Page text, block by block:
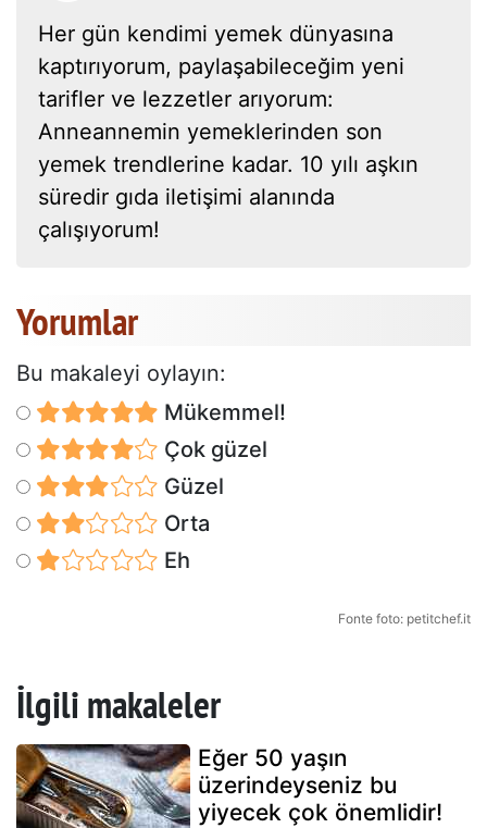
Her gün kendimi yemek dünyasına
kaptırıyorum, paylaşabileceğim yeni
tarifler ve lezzetler arıyorum:
Anneannemin yemeklerinden son
yemek trendlerine kadar. 10 yılı aşkın
süredir gıda iletişimi alanında
çalışıyorum!
Yorumlar
Bu makaleyi oylayın:
Mükemmel!
Çok güzel
Güzel
Orta
Eh
Fonte foto: petitchef.it
İlgili makaleler
Eğer 50 yaşın
üzerindeyseniz bu
yiyecek çok önemlidir!